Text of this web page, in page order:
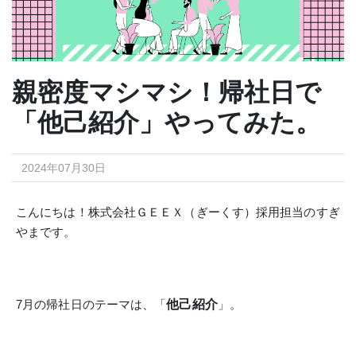
親密度マシマシ！帰社日で
「他己紹介」やってみた。
2024年07月30日
こんにちは！株式会社ＧＥＥＸ（ぎーくす）採用担当のすぎ
やまです。
7月の帰社日のテーマは、「他己紹介」。